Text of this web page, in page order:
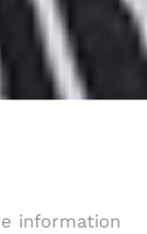
information